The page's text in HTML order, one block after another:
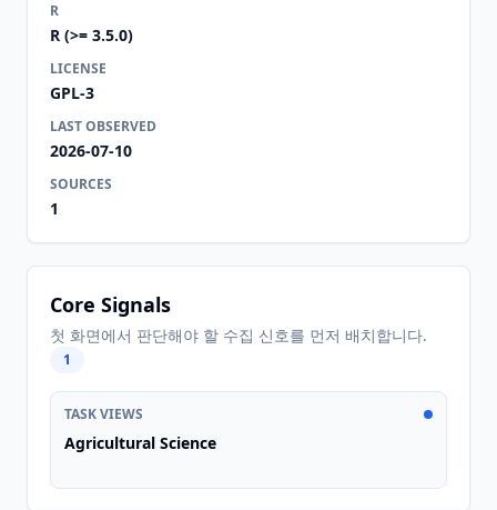
R
R (>= 3.5.0)
LICENSE
GPL-3
LAST OBSERVED
2026-07-10
SOURCES
1
Core Signals
첫 화면에서 판단해야 할 수집 신호를 먼저 배치합니다.
1
TASK VIEWS
Agricultural Science